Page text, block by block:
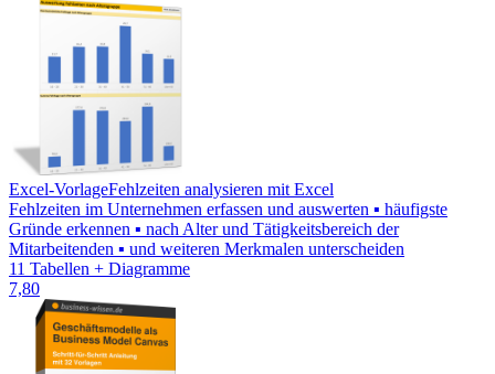
Excel-VorlageFehlzeiten analysieren mit Excel
Fehlzeiten im Unternehmen erfassen und auswerten ▪ häufigste
Gründe erkennen ▪ nach Alter und Tätigkeitsbereich der
Mitarbeitenden ▪ und weiteren Merkmalen unterscheiden
11 Tabellen + Diagramme
7,80